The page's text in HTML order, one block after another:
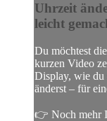
Uhrzeit
leicht
Du möchtest
kurzen Video
Display, wie du
änderst – für
👉 Noch mehr